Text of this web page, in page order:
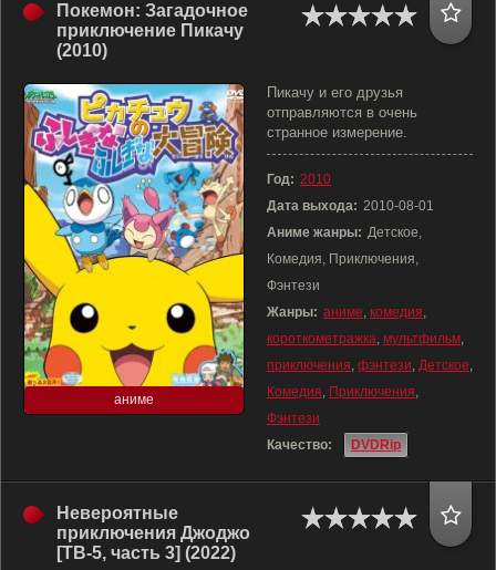
Покемон: Загадочное
приключение Пикачу
(2010)
аниме
Пикачу и его друзья
отправляются в очень
странное измерение.
Год: 2010
Дата выхода: 2010-08-01
Аниме жанры: Детское,
Комедия, Приключения,
Фэнтези
Жанры: аниме, комедия,
короткометражка, мультфильм,
приключения, фэнтези, Детское,
Комедия, Приключения,
Фэнтези
Качество:
DVDRip
Невероятные
приключения Джоджо
[ТВ-5, часть 3] (2022)